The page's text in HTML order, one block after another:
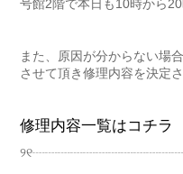
号館2階で本日も10時から
また、原因が分からない場
させて頂き修理内容を決定
修理内容一覧はコチラ